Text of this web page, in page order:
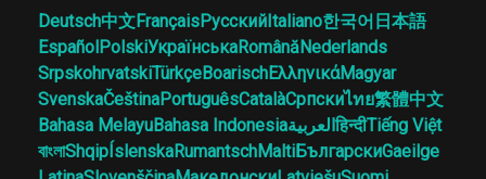
Deutsch中文FrançaisРусскийItaliano한국어 日本語
EspañolPolskiУкраїнськаRomânăNederlands
SrpskohrvatskiTürkçeBoarischΕλληνικάMagyar
SvenskaČeštinaPortuguêsCatalàСрпскиไทย繁體中文
Bahasa MelayuBahasa Indonesiaالعربيةहिन्दीTiếng Việt
বাংলাShqipÍslenskaRumantschMaltiБългарскиGaeilge